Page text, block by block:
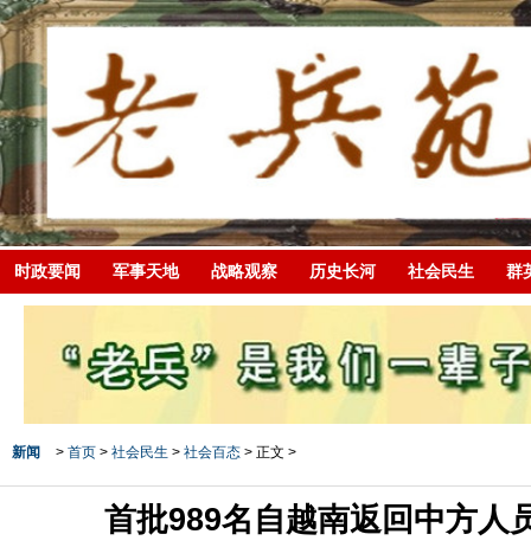
时政要闻 军事天地 战略观察 历史长河 社会民生 群
新闻 > 首页 > 社会民生 > 社会百态 > 正文 >
首批989名自越南返回中方人